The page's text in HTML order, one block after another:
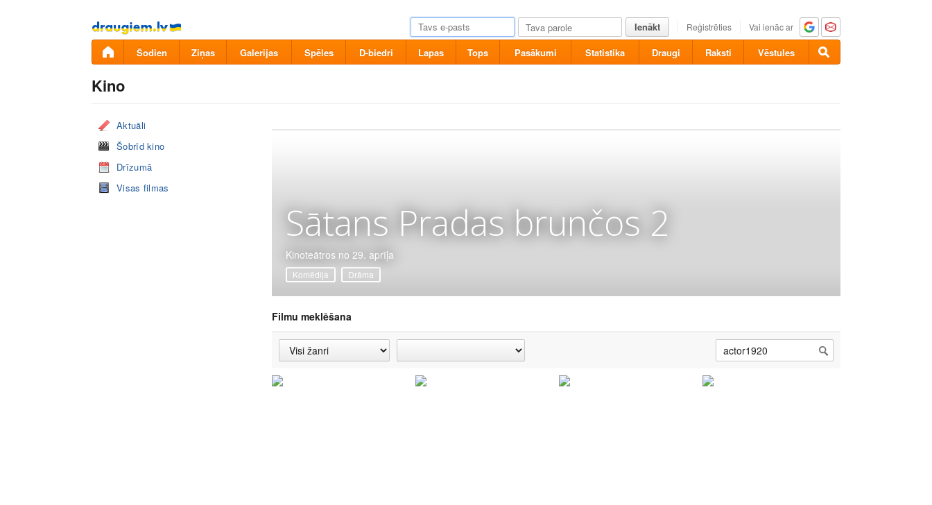
Pāriet
uz
saturu
Ienākt Reģistrēties Vai ienāc ar
Šodien Ziņas Galerijas Spēles D-biedri Lapas Tops Pasākumi Statistika Draugi Raksti Vēstules
Kino
Aktuāli
Šobrīd kino
Drīzumā
Visas filmas
Sātans Pradas brunčos 2
Kinoteātros no 29. aprīļa
Komēdija Drāma
Filmu meklēšana